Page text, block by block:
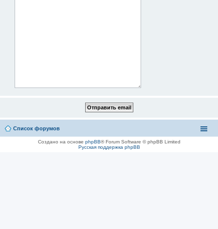
Список форумов
Создано на основе phpBB® Forum Software © phpBB Limited
Русская поддержка phpBB